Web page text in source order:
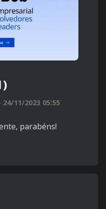
11/2023 05:55
parabéns!